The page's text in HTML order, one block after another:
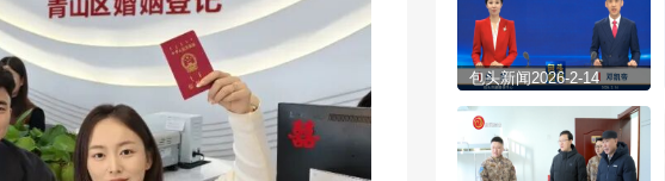
包头新闻2026-2-14